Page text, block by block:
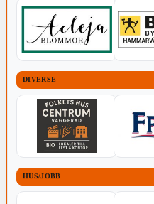
DIVERSE
HUS/JOBB